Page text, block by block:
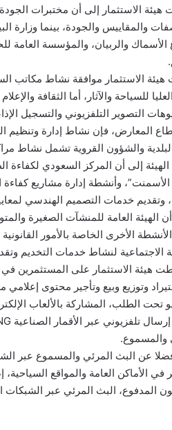
هيئة الاستثمار إلى أن مختبرات
والمقاييس والجودة، بينما وزارة
الأسماك والربيان، والمؤسسة العامة
هيئة الاستثمار موافقة نشاط مكاتب
للسياحة والآثار، أما الثقافة
التصوير التلفزيوني والتسجيل
المعارض، فإن نشاط إدارة وتنظيم
والشؤون القروية تشمل نشاط
إلى أن المركز السعودي لكفاءة
الأسمنت”، وأنشطة إدارة مشاريع كفاءة
وتقديم خدمات التصميم الهندسي
الهيئة العامة للمنشآت الصغيرة
الأخرى الخاصة بالأمور
الاجتماعية لنشاط خدمات التخديم
هيئة الاستثمار على المستثمرين في
وتوزيع وبيع وتأجير محتوى
تحت الطلب، المشاركة بالألعاب
والمسموع.
عن البث المرئي والمسموع عبر
في الأماكن العامة والمواقع
المدفوع، البث المرئي عبر الشبكات